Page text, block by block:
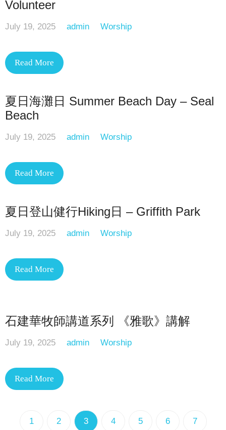
Volunteer
July 19, 2025 admin Worship
Read More
夏日海灘日 Summer Beach Day – Seal
Beach
July 19, 2025 admin Worship
Read More
夏日登山健行Hiking日 – Griffith Park
July 19, 2025 admin Worship
Read More
石建華牧師講道系列 《雅歌》講解
July 19, 2025 admin Worship
Read More
1 2 3 4 5 6 7